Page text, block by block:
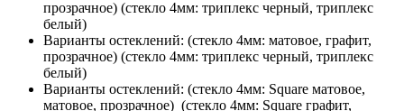
прозрачное) (стекло 4мм: триплекс черный, триплекс
белый)
Варианты остеклений: (стекло 4мм: матовое, графит,
прозрачное) (стекло 4мм: триплекс черный, триплекс
белый)
Варианты остеклений: (стекло 4мм: Square матовое,
матовое, прозрачное) (стекло 4мм: Square графит,